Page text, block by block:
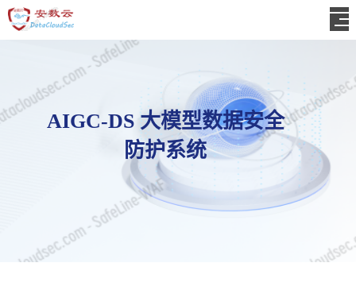
AIGC-DS 大模型数据安全
防护系统